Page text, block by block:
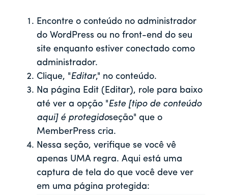
Encontre o conteúdo no administrador
do WordPress ou no front-end do seu
site enquanto estiver conectado como
administrador.
Clique, "Editar," no conteúdo.
Na página Edit (Editar), role para baixo
até ver a opção "Este [tipo de conteúdo
aqui] é protegidoseção" que o
MemberPress cria.
Nessa seção, verifique se você vê
apenas UMA regra. Aqui está uma
captura de tela do que você deve ver
em uma página protegida: